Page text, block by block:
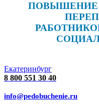
ПОВЫШЕНИЕ
Екатеринбург
8 800 551 30 40
info@pedobuchenie.ru